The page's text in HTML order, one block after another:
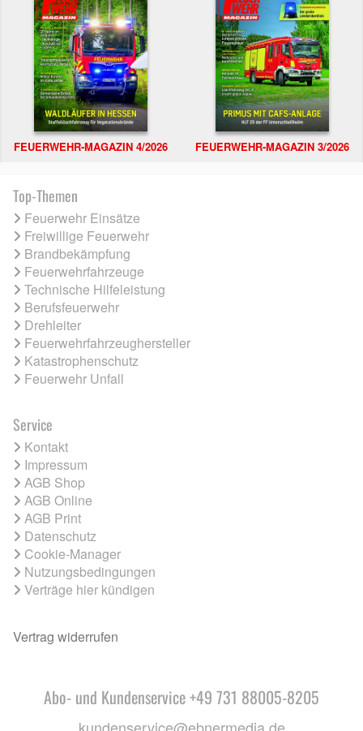
FEUERWEHR-MAGAZIN 4/2026 FEUERWEHR-MAGAZIN 3/2026
Top-Themen
Feuerwehr Einsätze
Freiwillige Feuerwehr
Brandbekämpfung
Feuerwehrfahrzeuge
Technische Hilfeleistung
Berufsfeuerwehr
Drehleiter
Feuerwehrfahrzeughersteller
Katastrophenschutz
Feuerwehr Unfall
Service
Kontakt
Impressum
AGB Shop
AGB Online
AGB Print
Datenschutz
Cookie-Manager
Nutzungsbedingungen
Verträge hier kündigen
Vertrag widerrufen
Abo- und Kundenservice +49 731 88005-8205
kundenservice@ebnermedia.de